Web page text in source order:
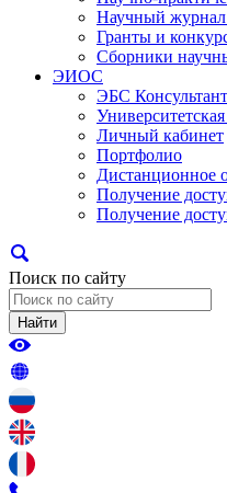
Научный
Гранты и
Сборники
ЭИОС
ЭБС Консультант
Личный кабинет
Портфолио
Дистанционное
Получение
Получение
Поиск по сайту
Найти